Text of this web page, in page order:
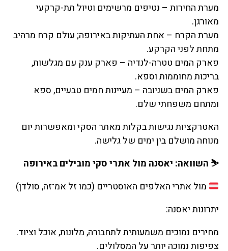
מערת החירות – נטיפים מרשימים וטיול תת-קרקעי
מאורגן.
מערת הקרח – אחת העתיקות באירופה; עולם קרח מרהיב
מתחת לפני הקרקע.
פארק המים טטרה-לנדיה – פארק ענק עם מגלשות,
בריכות מחוממות וספא.
פארק המים בשניובה – מעיינות חמים טבעיים, ספא
ומתחם משפחתי שלם.
האטרקציות נגישות בקלות מאתר הסקי ומאפשרות יום
מנוחה מושלם בין ימים של גלישה.
⛷️ השוואה: יאסנה מול אתרי סקי מובילים באירופה
מול אתרי האלפים האוסטריים (כמו זל אמ־זה, סולדן)
יתרונות יאסנה:
מחירים נמוכים משמעותית לתחבורה, מלונות, אוכל וציוד.
צפיפות נמוכה יותר על המסלולים.